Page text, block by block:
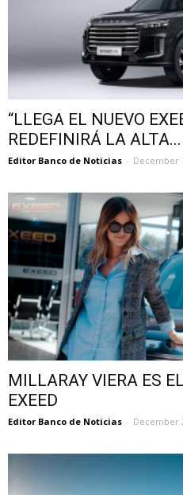
“LLEGA EL NUEVO
REDEFINIRÁ LA ALTA...
Editor Banco de Noticias - December
MILLARAY VIERA ES
EXEED
Editor Banco de Noticias - December